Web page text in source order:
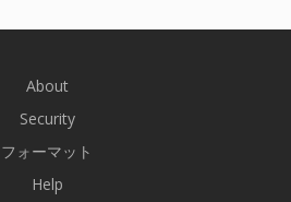
About
Security
フォーマット
Help